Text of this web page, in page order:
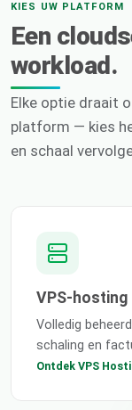
KIES UW PLATFORM
Een
workload.
Elke optie draait
platform — kies
en schaal
VPS-hosting
Volledig
schaling en
Ontdek VPS